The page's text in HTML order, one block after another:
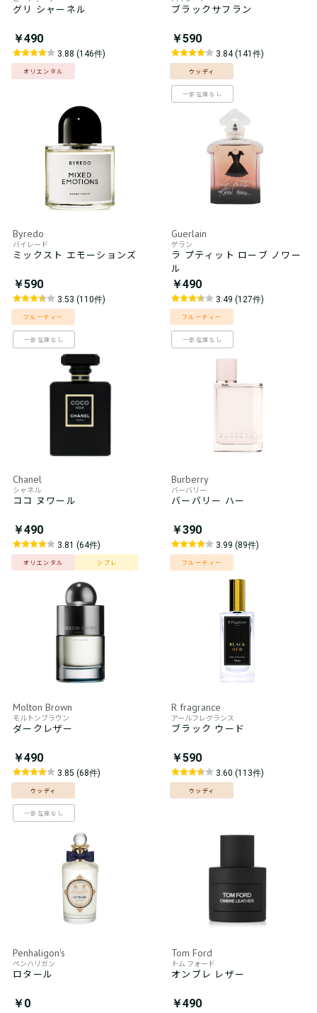
グリ シャーネル
￥490
3.88 (146件)
オリエンタル
ブラックサフラン
￥590
3.84 (141件)
ウッディ
一部在庫なし
Byredo
バイレード
ミックスト エモーションズ
￥590
3.53 (110件)
フルーティー
一部在庫なし
Guerlain
ゲラン
ラ プティット ローブ ノワー
ル
￥490
3.49 (127件)
フルーティー
一部在庫なし
Chanel
シャネル
ココ ヌワール
￥490
3.81 (64件)
オリエンタル シプレ
Burberry
バーバリー
バーバリー ハー
￥390
3.99 (89件)
フルーティー
Molton Brown
モルトンブラウン
ダークレザー
￥490
3.85 (68件)
ウッディ
一部在庫なし
R fragrance
アールフレグランス
ブラック ウード
￥590
3.60 (113件)
ウッディ
Penhaligon's
ペンハリガン
ロタール
￥0
Tom Ford
トム フォード
オンブレ レザー
￥490